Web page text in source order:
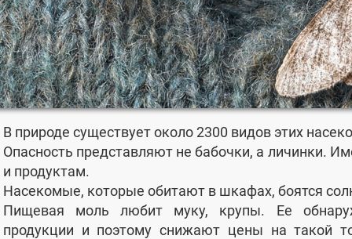
В природе существует около 2300 видов этих
Опасность представляют не бабочки, а личинки.
и продуктам.
Насекомые, которые обитают в шкафах, боятся
Пищевая моль любит муку, крупы. Ее
продукции и поэтому снижают цены на такой